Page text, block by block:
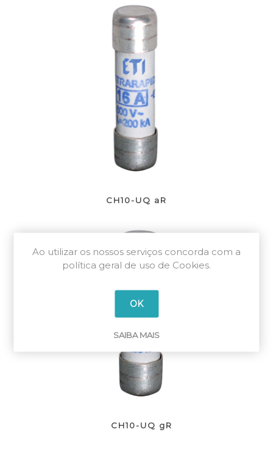
CH10-UQ aR
CH10-UQ gR
Ao utilizar os nossos serviços concorda com a
política geral de uso de Cookies.
OK
SAIBA MAIS